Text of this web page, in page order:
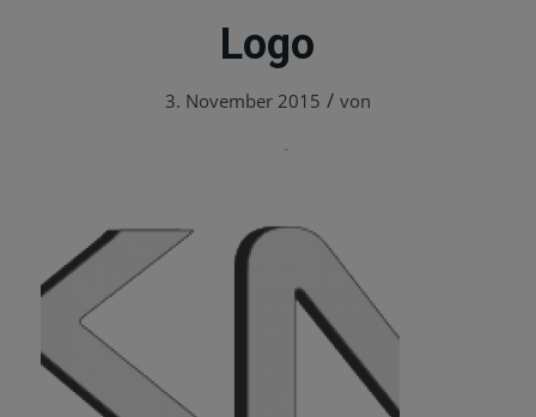
Logo
3. November 2015 / von